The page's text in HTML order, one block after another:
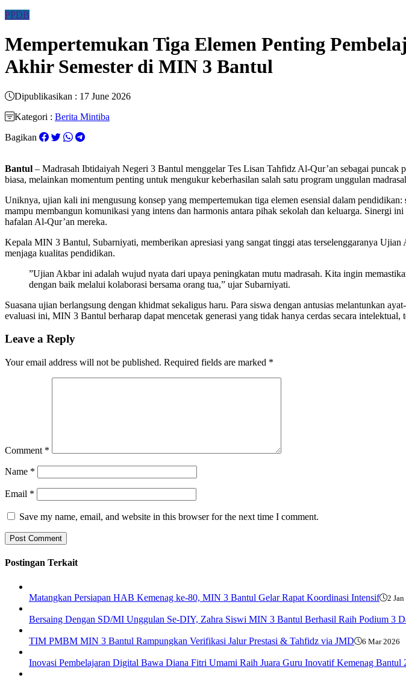
PPDB
Mempertemukan Tiga Elemen Penting
Akhir Semester di MIN 3 Bantul
Dipublikasikan : 17 June 2026
Kategori : Berita Mintiba
Bagikan
Bantul – Madrasah Ibtidaiyah Negeri 3 Bantul menggelar Tes Lisan Tahfidz Al-Qur’an sebagai
biasa, melainkan momentum penting untuk mengukur keberhasilan salah satu program unggulan
​Uniknya, ujian kali ini mengusung konsep yang mempertemukan tiga elemen esensial dalam pendidikan:
mampu membangun komunikasi yang intens dan harmonis antara pihak sekolah dan keluarga. Sinergi
hafalan Al-Qur’an mereka.
​Kepala MIN 3 Bantul, Subarniyati, memberikan apresiasi yang sangat tinggi atas terselenggaranya
menjaga kualitas pendidikan.
​”Ujian Akbar ini adalah wujud nyata dari upaya peningkatan mutu madrasah. Kita ingin
dengan baik melalui kolaborasi bersama orang tua,” ujar Subarniyati.
​Suasana ujian berlangsung dengan khidmat sekaligus haru. Para siswa dengan antusias melantunkan
evaluasi ini, MIN 3 Bantul berharap dapat mencetak generasi yang tidak hanya cerdas secara
Leave a Reply
Your email address will not be published. Required fields are marked *
Comment *
Name *
Email *
Save my name, email, and website in this browser for the next time I comment.
Postingan Terkait
Matangkan Persiapan HAB Kemenag ke-80, MIN 3 Bantul Gelar Rapat Koordinasi Intensif 2
Bersaing Dengan SD/MI Unggulan Se-DIY, Zahra Siswi MIN 3 Bantul Berhasil Raih Podium 3
TIM PMBM MIN 3 Bantul Rampungkan Verifikasi Jalur Prestasi & Tahfidz via JMD 6 Mar 2026
Inovasi Pembelajaran Digital Bawa Diana Fitri Umami Raih Juara Guru Inovatif Kemenag Bantul